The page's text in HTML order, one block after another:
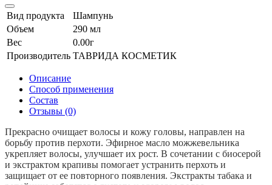
Вид продукта
Шампунь
Объем
290 мл
Вес
0.00г
Производитель ТАВРИДА КОСМЕТИК
Описание
Способ применения
Состав
Отзывы (0)
Прекрасно очищает волосы и кожу головы, направлен на
борьбу против перхоти. Эфирное масло можжевельника
укрепляет волосы, улучшает их рост. В сочетании с биосерой
и экстрактом крапивы помогает устранить перхоть и
защищает от ее повторного появления. Экстракты табака и